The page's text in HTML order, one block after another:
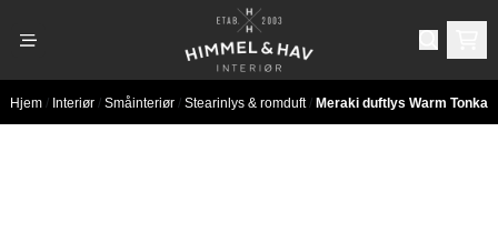
Hjem / Interiør / Småinteriør / Stearinlys & romduft/ Meraki duftlys Warm Tonka